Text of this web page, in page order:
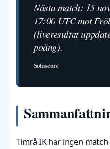
Nästa match: 15
17:00 UTC mot
(liveresultat
poäng).
Sofascore
Timrå IK har ingen